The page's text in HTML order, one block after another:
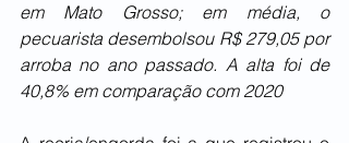
em Mato Grosso; em média, o
pecuarista desembolsou R$ 279,05 por
arroba no ano passado. A alta foi de
40,8% em comparação com 2020